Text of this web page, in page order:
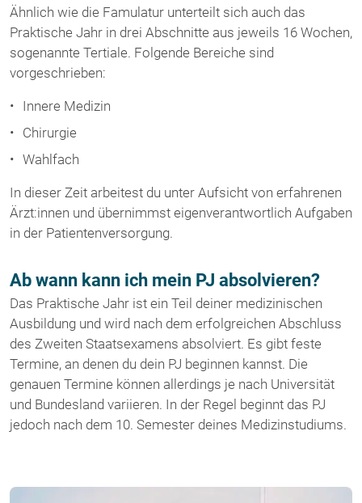
Ähnlich wie die Famulatur unterteilt sich auch das
Praktische Jahr in drei Abschnitte aus jeweils 16 Wochen,
sogenannte Tertiale. Folgende Bereiche sind
vorgeschrieben:
Innere Medizin
Chirurgie
Wahlfach
In dieser Zeit arbeitest du unter Aufsicht von erfahrenen
Ärzt:innen und übernimmst eigenverantwortlich Aufgaben
in der Patientenversorgung.
Ab wann kann ich mein PJ absolvieren?
Das Praktische Jahr ist ein Teil deiner medizinischen
Ausbildung und wird nach dem erfolgreichen Abschluss
des Zweiten Staatsexamens absolviert. Es gibt feste
Termine, an denen du dein PJ beginnen kannst. Die
genauen Termine können allerdings je nach Universität
und Bundesland variieren. In der Regel beginnt das PJ
jedoch nach dem 10. Semester deines Medizinstudiums.